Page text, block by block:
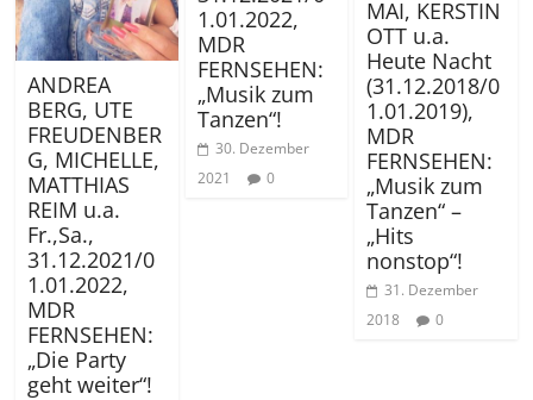
ANDREA
BERG, UTE
FREUDENBER
G, MICHELLE,
MATTHIAS
REIM u.a.
Fr.,Sa.,
31.12.2021/0
1.01.2022,
MDR
FERNSEHEN:
„Die Party
geht weiter“!
1.01.2022,
MDR
FERNSEHEN:
„Musik zum
Tanzen“!
30. Dezember
2021
0
MAI, KERSTIN
OTT u.a.
Heute Nacht
(31.12.2018/0
1.01.2019),
MDR
FERNSEHEN:
„Musik zum
Tanzen“ –
„Hits
nonstop“!
31. Dezember
2018
0